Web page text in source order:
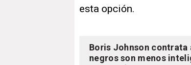
esta opción.
Boris Johnson contrata
negros son menos